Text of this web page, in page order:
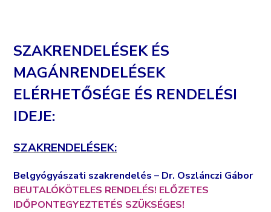
SZAKRENDELÉSEK ÉS
MAGÁNRENDELÉSEK
ELÉRHETŐSÉGE ÉS RENDELÉSI
IDEJE:
SZAKRENDELÉSEK:
Belgyógyászati szakrendelés – Dr. Oszlánczi Gábor
BEUTALÓKÖTELES RENDELÉS! ELŐZETES
IDŐPONTEGYEZTETÉS SZÜKSÉGES!